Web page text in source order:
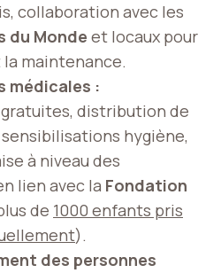
collaboration avec les
du Monde et locaux pour
maintenance.
médicales :
distribution de
hygiène,
à niveau des
lien avec la Fondation
de 1000 enfants pris
).
des personnes